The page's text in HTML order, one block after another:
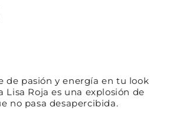
de pasión y energía en tu look
Lisa Roja es una explosión de
no pasa desapercibida.